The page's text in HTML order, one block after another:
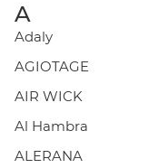
A
Adaly
AGIOTAGE
AIR WICK
Al Hambra
ALERANA